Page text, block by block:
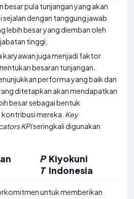
besar pula tunjangan yang akan
sejalan dengan tanggung jawab
lebih besar yang diemban oleh
tinggi.
karyawan juga menjadi faktor
besaran tunjangan.
performa yang baik dan
ditetapkan akan mendapatkan
besar sebagai bentuk
mereka. Key
KPIseringkali digunakan
P
T
Kiyokuni
Indonesia
untuk memberikan